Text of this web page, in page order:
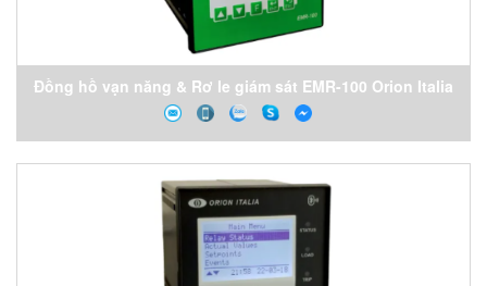
Đồng hồ vạn năng & Rơ le giám sát EMR-100 Orion Italia
Vietnam